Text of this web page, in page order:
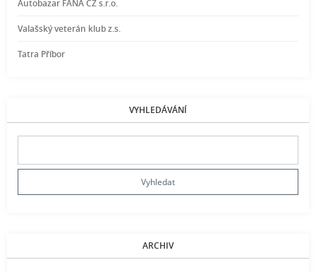
Autobazar FANA CZ s.r.o.
Valašský veterán klub z.s.
Tatra Příbor
VYHLEDÁVÁNÍ
ARCHIV